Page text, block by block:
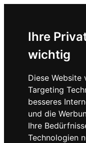
Ihre
wichtig
Diese Website
Targeting
besseres
und die
Ihre
Technologien